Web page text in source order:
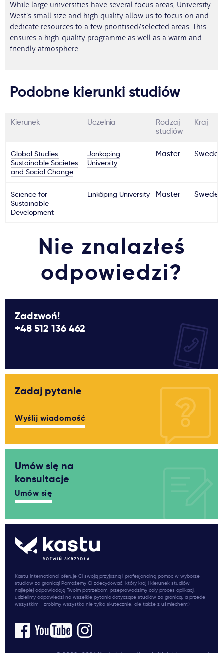
While large universities have several focus areas, University
West’s small size and high quality allow us to focus on and
dedicate resources to a few prioritised/selected areas. This
ensures a high-quality programme as well as a warm and
friendly atmosphere.
Podobne kierunki studiów
Kierunek Uczelnia
Rodzaj
studiów
Kraj
Global Studies:
Sustainable Societes
and Social Change
Jonkoping
University
Master Sweden
Science for
Sustainable
Development
Linköping University Master Sweden
Nie znalazłeś
odpowiedzi?
Zadzwoń!
+48 512 136 462
Zadaj pytanie
Wyślij wiadomość
Umów się na
konsultacje
Umów się
Kastu International oferuje Ci swoją przyjazną i profesjonalną pomoc w wyborze
studiów za granicą! Pomożemy Ci zdecydować, który kraj i kierunek studiów
najlepiej odpowiadają Twoim potrzebom, przeprowadzimy cały proces aplikacji,
udzielimy odpowiedzi na wszelkie pytania dotyczące studiów za granicą, a przede
wszystkim - zrobimy wszystko nie tylko skutecznie, ale także z uśmiechem:)